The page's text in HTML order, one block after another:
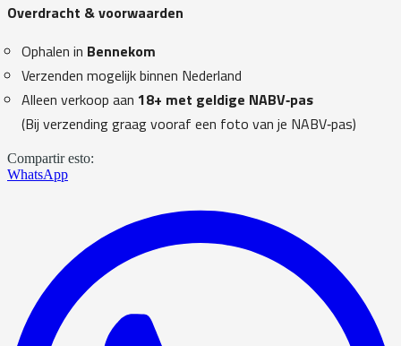
Overdracht & voorwaarden
Ophalen in Bennekom
Verzenden mogelijk binnen Nederland
Alleen verkoop aan 18+ met geldige NABV‑pas
(Bij verzending graag vooraf een foto van je NABV‑pas)
Compartir esto:
WhatsApp